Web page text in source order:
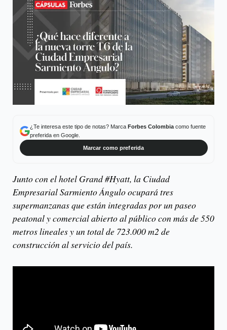
¿Te interesa este tipo de notas? Marca Forbes Colombiacomo fuente
preferida en Google.
Marcar como preferida
Junto con el hotel Grand #Hyatt, la Ciudad
Empresarial Sarmiento Ángulo ocupará tres
supermanzanas que están integradas por un paseo
peatonal y comercial abierto al público con más de 550
metros lineales y un total de 723.000 m2 de
construcción al servicio del país.